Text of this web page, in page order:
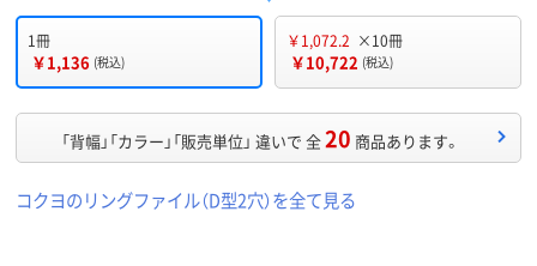
1冊
￥1,136 (税込)
￥1,072.2 ×10冊
￥10,722 (税込)
「背幅」「カラー」「販売単位」 違いで 全20 商品あります。
コクヨのリングファイル（D型2穴）を全て見る